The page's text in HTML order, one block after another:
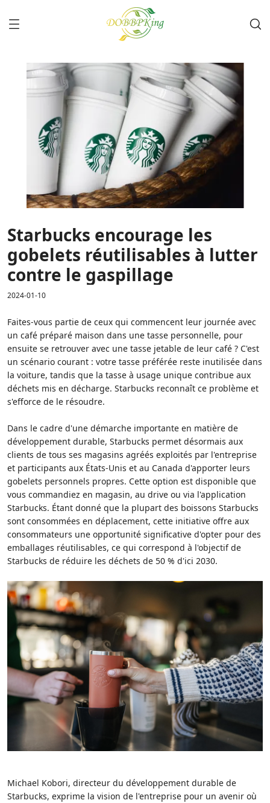
Starbucks encourage les
gobelets réutilisables à lutter
contre le gaspillage
2024-01-10
Faites-vous partie de ceux qui commencent leur journée avec
un café préparé maison dans une tasse personnelle, pour
ensuite se retrouver avec une tasse jetable de leur café ? C'est
un scénario courant : votre tasse préférée reste inutilisée dans
la voiture, tandis que la tasse à usage unique contribue aux
déchets mis en décharge. Starbucks reconnaît ce problème et
s'efforce de le résoudre.
Dans le cadre d'une démarche importante en matière de
développement durable, Starbucks permet désormais aux
clients de tous ses magasins agréés exploités par l'entreprise
et participants aux États-Unis et au Canada d'apporter leurs
gobelets personnels propres. Cette option est disponible que
vous commandiez en magasin, au drive ou via l'application
Starbucks. Étant donné que la plupart des boissons Starbucks
sont consommées en déplacement, cette initiative offre aux
consommateurs une opportunité significative d'opter pour des
emballages réutilisables, ce qui correspond à l'objectif de
Starbucks de réduire les déchets de 50 % d'ici 2030.
Michael Kobori, directeur du développement durable de
Starbucks, exprime la vision de l'entreprise pour un avenir où